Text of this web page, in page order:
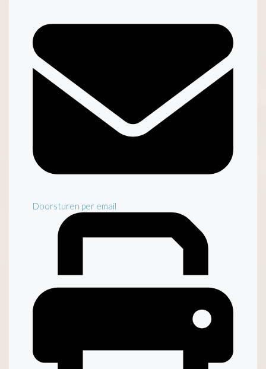
Doorsturen per email